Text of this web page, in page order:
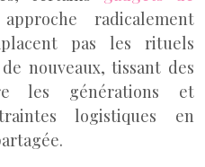
radicalement
pas les rituels
nouveaux, tissant des
les générations et
logistiques en